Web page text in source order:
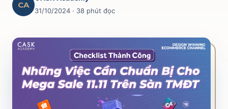
Xây dựng hệ thống phân phối & đội sales
Modern Trade Key Account Management
Quản trị khách hàng trọng điểm kênh hiện đại
Design Winning Ecommerce Channel
Chiến lược kênh thương mại điện tử
CA
31/10/2024 · 38 phút đọc